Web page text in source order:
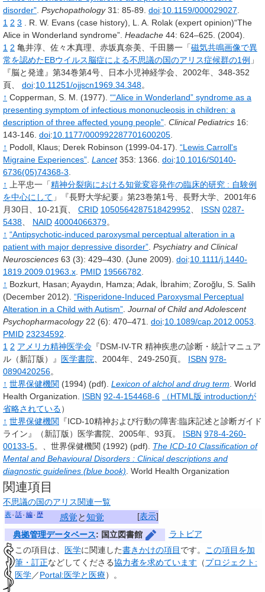
disorder”. Psychopathology 31: 85-89. doi:10.1159/000029027.
1 2 3 . R. W. Evans (case history), L. A. Rolak (expert opinion)“The
Alice in Wonderland syndrome”. Headache 44: 624–625. (2004).
1 2 亀井淳、佐々木真理、赤坂真奈美、千田勝一「磁気共鳴画像で異
常を認めたEBウイルス脳症による不思議の国のアリス症候群の1例 」
『脳と発達』第34巻第4号、日本小児神経学会、2002年、348-352
頁、 doi:10.11251/ojjscn1969.34.348。
↑ Copperman, S. M. (1977). ““Alice in Wonderland” syndrome as a
presenting symptom of infectious mononucleosis in children: a
description of three affected young people”. Clinical Pediatrics 16:
143-146. doi:10.1177/000992287701600205.
↑ Podoll, Klaus; Derek Robinson (1999-04-17). “Lewis Carroll's
Migraine Experiences”. Lancet 353: 1366. doi:10.1016/S0140-
6736(05)74368-3.
↑ 上平忠一「精神分裂病における知覚変容発作の臨床的研究 : 自験例
を中心にして 」『長野大学紀要』第23巻第1号、長野大学、2001年6
月30日、10-21頁、 CRID 1050564287518429952、 ISSN 0287-
5438、 NAID 40004066379。
↑ “Antipsychotic-induced paroxysmal perceptual alteration in a
patient with major depressive disorder”. Psychiatry and Clinical
Neurosciences 63 (3): 429–430. (June 2009). doi:10.1111/j.1440-
1819.2009.01963.x. PMID 19566782.
↑ Bozkurt, Hasan; Ayaydın, Hamza; Adak, İbrahim; Zoroğlu, S. Salih
(December 2012). “Risperidone-Induced Paroxysmal Perceptual
Alteration in a Child with Autism”. Journal of Child and Adolescent
Psychopharmacology 22 (6): 470–471. doi:10.1089/cap.2012.0053.
PMID 23234592.
1 2 アメリカ精神医学会 『DSM-IV-TR 精神疾患の診断・統計マニュア
ル（新訂版）』
医学書院、2004年、249-250頁。 ISBN 978-
0890420256。
↑ 世界保健機関 (1994) (pdf). Lexicon of alchol and drug term. World
Health Organization. ISBN 92-4-154468-6
（HTML版 introductionが
省略されている）
↑ 世界保健機関 『ICD‐10精神および行動の障害:臨床記述と診断ガイド
ライン』（新訂版）医学書院、2005年、93頁。 ISBN 978-4-260-
00133-5。 、 世界保健機関 (1992) (pdf). The ICD-10 Classification of
Mental and Behavioural Disorders : Clinical descriptions and
diagnostic guidelines (blue book). World Health Organization
関連項目
不思議の国のアリス関連一覧
[表示]
表 話 編 歴 感覚と知覚
典拠管理データベース: 国立図書館
ラトビア
この項目は、
医学に関連した書きかけの項目 です。 この項目を加
筆・訂正などしてくださる協力者を求めています （プロジェクト:
医学／Portal:医学と医療）。